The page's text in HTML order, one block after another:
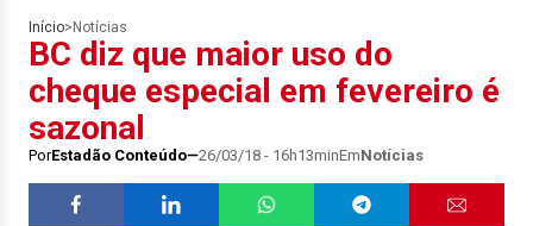
Início> Notícias
BC diz que maior uso do
cheque especial em fevereiro é
sazonal
PorEstadão Conteúdo 26/03/18 - 16h13minEmNotícias